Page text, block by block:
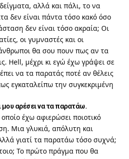
αλλά και πάλι, το να
δεν είναι πάντα τόσο κακό όσο
δεν είναι τόσο ακραία; Οι
οι γυμναστές και οι
θα σου πουν πως αν τα
Hell, μέχρι κι εγώ έχω γράψει σε
να τα παρατάς ποτέ αν θέλεις
εγκαταλείπω την συγκεκριμένη
μου αρέσει να τα παρατάω.
έχω αφιερώσει ποιοτικό
Μια γλυκιά, απόλυτη και
γιατί τα παρατάω τόσο συχνά;
Το πρώτο πράγμα που θα